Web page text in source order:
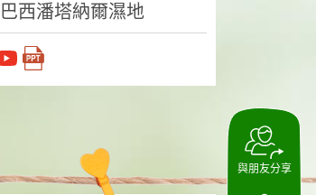
巴西潘塔納爾濕地
與朋友分享